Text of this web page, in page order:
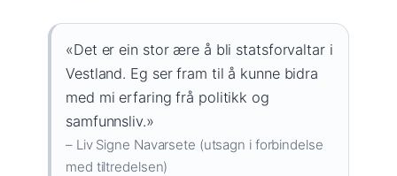
«Det er ein stor ære å bli statsforvaltar i
Vestland. Eg ser fram til å kunne bidra
med mi erfaring frå politikk og
samfunnsliv.»
– Liv Signe Navarsete (utsagn i forbindelse
med tiltredelsen)